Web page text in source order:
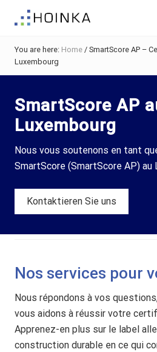
content
nachhaltig
Planen
You are here: Home / SmartScore AP –
Luxembourg
SmartScore AP
Luxembourg
Nous vous soutenons en tant
SmartScore (SmartScore AP) au
Kontaktieren Sie uns
Nos services pour
Nous répondons à vos
vous aidons à réussir votre
Apprenez-en plus sur le label
construction durable en ce qui